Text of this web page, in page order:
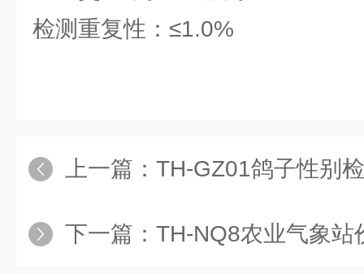
检测重复性：≤1.0%
上一篇： TH-GZ01鸽子性别
下一篇： TH-NQ8农业气象站